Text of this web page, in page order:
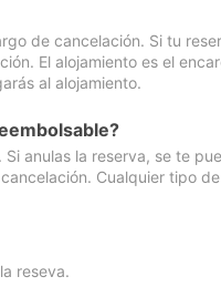
de cancelación. Si tu
El alojamiento es el
al alojamiento.
anulas la reserva, se te
Cualquier tipo
reseva.